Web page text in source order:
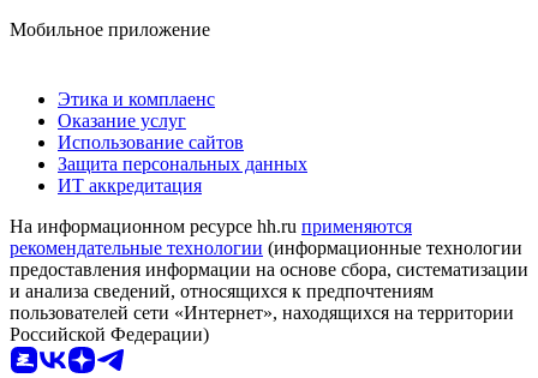
Мобильное приложение
Этика и комплаенс
Оказание услуг
Использование сайтов
Защита персональных данных
ИТ аккредитация
На информационном ресурсе hh.ru применяются
рекомендательные технологии (информационные технологии
предоставления информации на основе сбора, систематизации
и анализа сведений, относящихся к предпочтениям
пользователей сети «Интернет», находящихся на территории
Российской Федерации)